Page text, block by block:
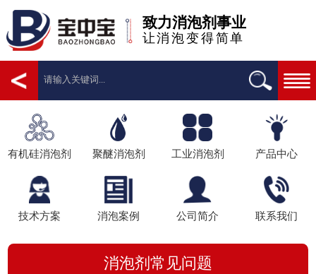
致力消泡剂事业
让消泡变得简单
有机硅消泡剂 聚醚消泡剂 工业消泡剂 产品中心
技术方案 消泡案例 公司简介 联系我们
消泡剂常见问题